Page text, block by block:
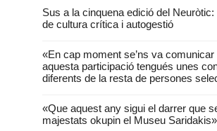
Sus a la cinquena edició del
de cultura crítica i autogestió
«En cap moment se’ns va comunicar
aquesta participació tengués unes
diferents de la resta de persones
«Que aquest any sigui el darrer que
majestats okupin el Museu Saridakis»